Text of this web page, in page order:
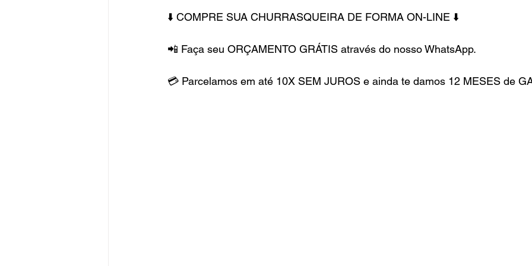
⬇️ COMPRE SUA CHURRASQUEIRA DE FORMA ON-LINE ⬇️
📲 Faça seu ORÇAMENTO GRÁTIS através do nosso WhatsApp.
💳 Parcelamos em até 10X SEM JUROS e ainda te damos 12 MESES de